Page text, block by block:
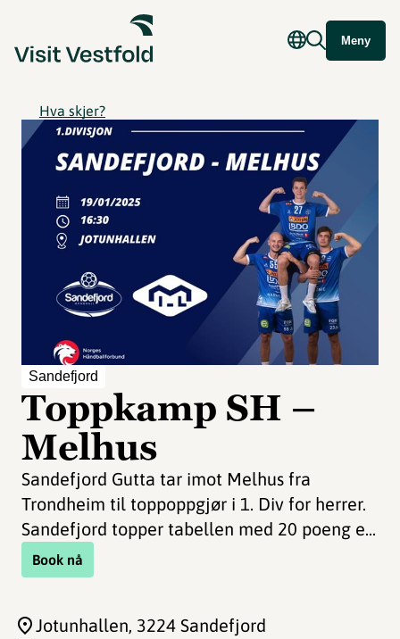
Meny
Hva skjer?
Sandefjord
Toppkamp SH –
Melhus
Sandefjord Gutta tar imot Melhus fra
Trondheim til toppoppgjør i 1. Div for herrer.
Sandefjord topper tabellen med 20 poeng e...
Book nå
Jotunhallen, 3224 Sandefjord